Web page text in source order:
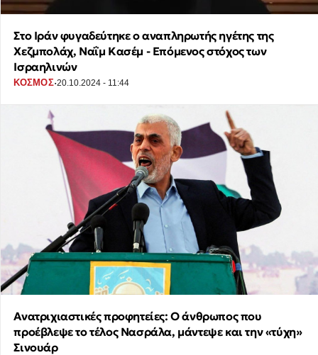
Στο Ιράν φυγαδεύτηκε ο αναπληρωτής ηγέτης της
Χεζμπολάχ, Ναΐμ Κασέμ - Επόμενος στόχος των
Ισραηλινών
ΚΟΣΜΟΣ·20.10.2024 - 11:44
Ανατριχιαστικές προφητείες: Ο άνθρωπος που
προέβλεψε τo τέλος Νασράλα, μάντεψε και την «τύχη»
Σινουάρ